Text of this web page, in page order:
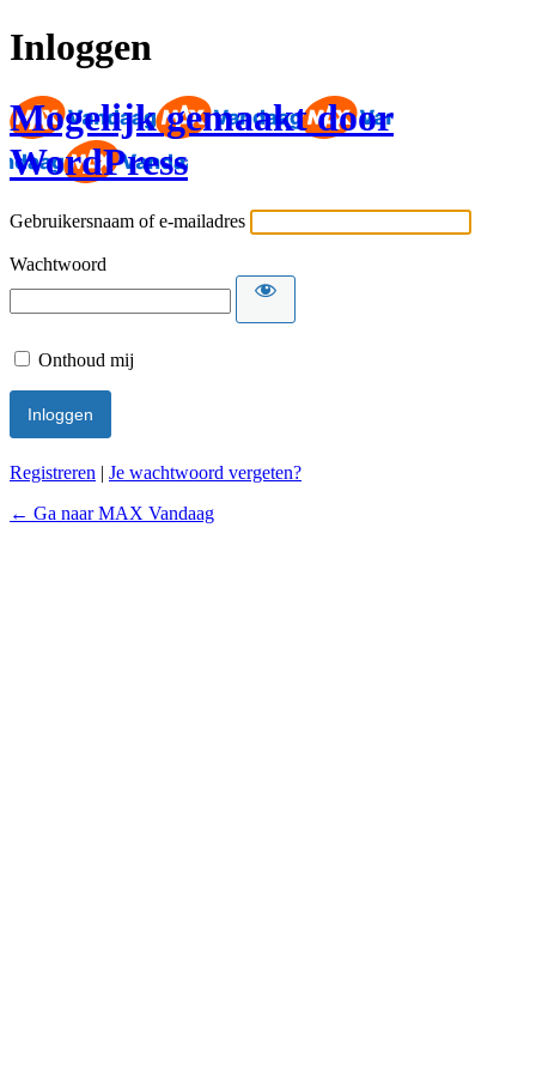
Inloggen
Mogelijk gemaakt door
WordPress
Gebruikersnaam of e-mailadres
Wachtwoord
Onthoud mij
Registreren | Je wachtwoord vergeten?
← Ga naar MAX Vandaag